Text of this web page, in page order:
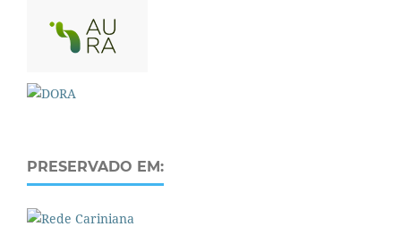
PRESERVADO EM: